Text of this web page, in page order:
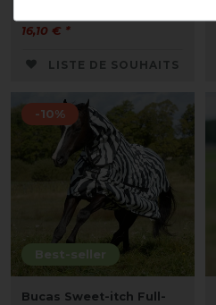
16,10 € *
LISTE DE SOUHAITS
Best-seller
-10%
Bucas Sweet-itch Full-